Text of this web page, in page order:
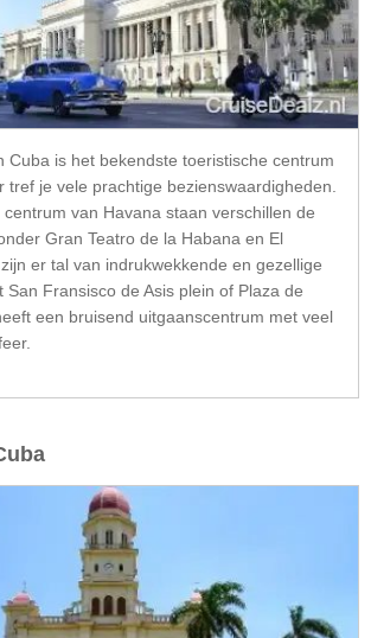
Cuba is het bekendste toeristische centrum
tref je vele prachtige bezienswaardigheden.
van Havana staan verschillen de
Gran Teatro de la Habana en El
er tal van indrukwekkende en gezellige
San Fransisco de Asis plein of Plaza de
een bruisend uitgaanscentrum met veel